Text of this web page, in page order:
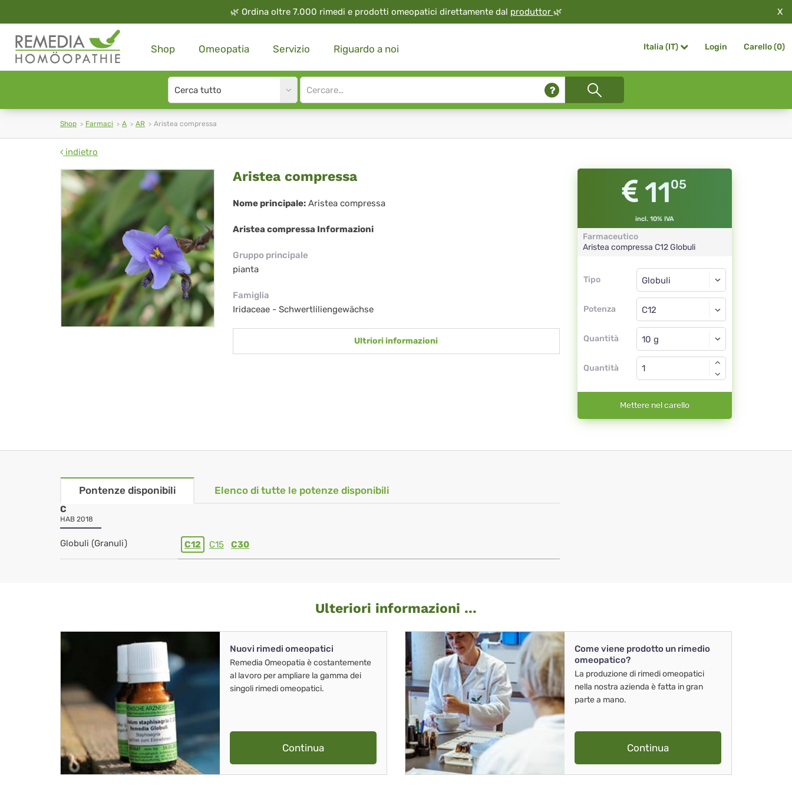
🌿 Ordina oltre 7.000 rimedi e prodotti omeopatici direttamente dal produttor 🌿 X
Shop Omeopatia Servizio Riguardo a noi Italia (IT) Login Carello (0)
Search
type
Site
search
Shop Farmaci A AR Aristea compressa
indietro
Aristea
compressa
Aristea compressa
Nome principale: Aristea compressa
Aristea compressa Informazioni
Gruppo principale
pianta
Famiglia
Iridaceae - Schwertliliengewächse
Ultriori informazioni
1105
incl. 10% IVA
Farmaceutico
Aristea compressa C12 Globuli
Tipo
Tipo
Potenza
Globuli
C12
Quantità
Globuli
Quantità
Mettere nel carello
Pontenze disponibili Elenco di tutte le potenze disponibili
C
HAB 2018
Globuli (Granuli) C12 C15 C30
Ulteriori informazioni ...
Nuovi rimedi omeopatici
Remedia Omeopatia è costantemente
al lavoro per ampliare la gamma dei
singoli rimedi omeopatici.
Continua
Come viene prodotto un rimedio
omeopatico?
La produzione di rimedi omeopatici
nella nostra azienda è fatta in gran
parte a mano.
Continua